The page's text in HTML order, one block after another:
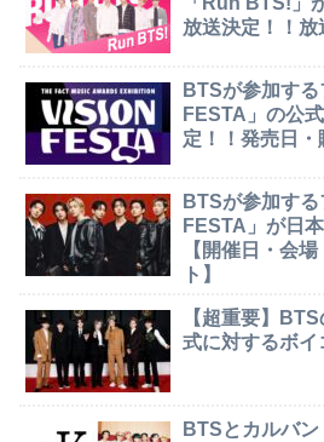
放送決定！！
BTSが参加す
FESTA」の公
定！！発売日・
BTSが参加す
FESTA」が日
【開催日・会
ト】
【超重要】
式に対するボイ
BTSとカルバ